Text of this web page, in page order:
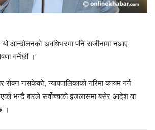
आन्दोलनको अवधिभरमा पनि राजीनामा नआए
गर्नेछौं ।’
रोक्न नसकेको, न्यायपालिकाको गरिमा कायम गर्न
भन्दै बारले सर्वोच्चको इजलासमा बसेर आदेश वा
।